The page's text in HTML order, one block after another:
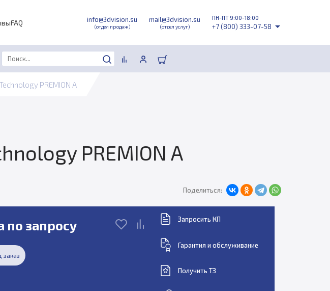
FAQ info@3dvision.su
(отдел продаж)
mail@3dvision.su
(отдел услуг)
ПН-ПТ 9:00-18:00
+7 (800) 333-07-58
PREMION A
PREMION A
Поделиться:
по запросу
заказ
Запросить КП
Гарантия и обслуживание
Получить ТЗ